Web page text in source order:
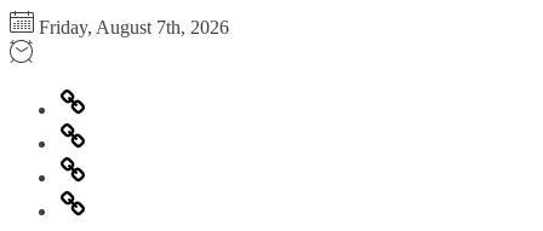
Перейти
к
содержимому
Friday, August 7th, 2026
Главная
Информация
для
правообладателей
Обратная
связь
Политика
конфиденциальности